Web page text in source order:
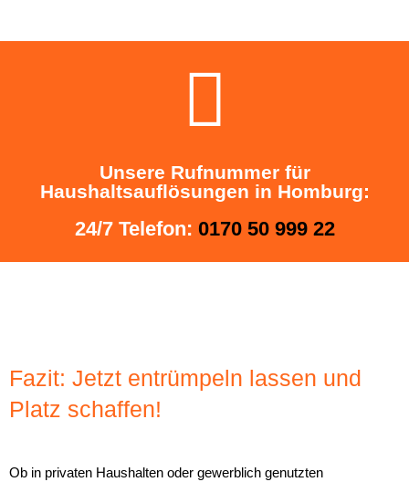
Unsere Rufnummer für
Haushaltsauflösungen in Homburg:
24/7 Telefon: 0170 50 999 22
Fazit: Jetzt entrümpeln lassen und
Platz schaffen!
Ob in privaten Haushalten oder gewerblich genutzten